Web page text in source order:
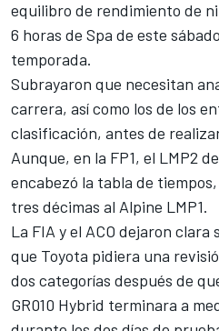
equilibro de rendimiento de
6 horas de Spa de este
temporada.
Subrayaron que necesitan
carrera, así como los de los
clasificación, antes de
Aunque, en la FP1, el LMP2
encabezó la tabla de
tres décimas al Alpine LMP1.
La FIA y el ACO dejaron clara
que Toyota pidiera una
dos categorías después de
GR010 Hybrid terminara a